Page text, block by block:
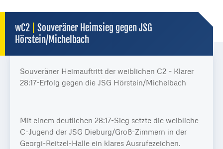
wC2
Souveräner Heimsieg gegen JSG
Hörstein/Michelbach
Souveräner Heimauftritt der weiblichen C2 – Klarer
28:17-Erfolg gegen die JSG Hörstein/Michelbach
Mit einem deutlichen 28:17-Sieg setzte die weibliche
C-Jugend der JSG Dieburg/Groß-Zimmern in der
Georgi-Reitzel-Halle ein klares Ausrufezeichen.